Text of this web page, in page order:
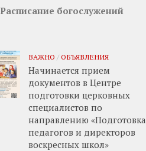
Расписание богослужений
ВАЖНО / ОБЪЯВЛЕНИЯ
Начинается прием
документов в Центре
подготовки церковных
специалистов по
направлению «Подготовка
педагогов и директоров
воскресных школ»